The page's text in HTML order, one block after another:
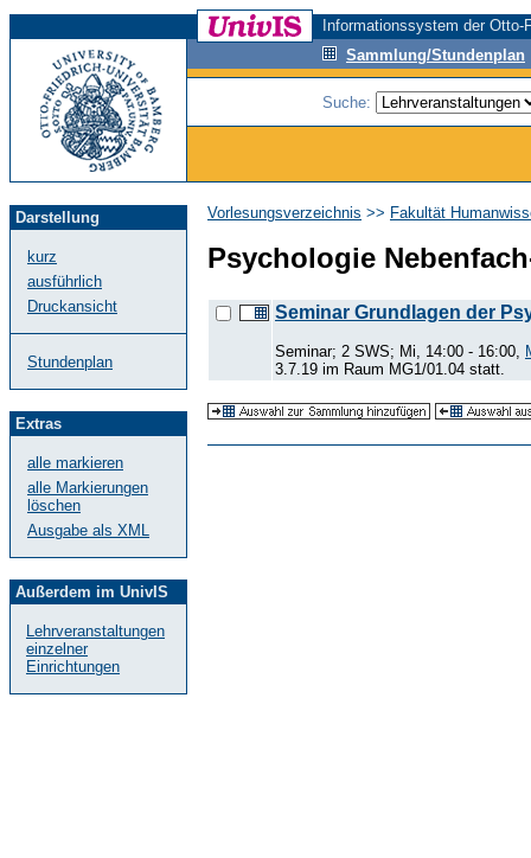
Informationssystem der
Sammlung/Stundenplan
Suche:
Darstellung
kurz
ausführlich
Druckansicht
Stundenplan
Extras
alle markieren
alle Markierungen
löschen
Ausgabe als XML
Außerdem im UnivIS
Lehrveranstaltungen
einzelner
Einrichtungen
Vorlesungsverzeichnis >> Fakultät
Psychologie
Seminar Grundlagen der
Seminar; 2 SWS; Mi, 14:00 - 16:00,
3.7.19 im Raum MG1/01.04 statt.